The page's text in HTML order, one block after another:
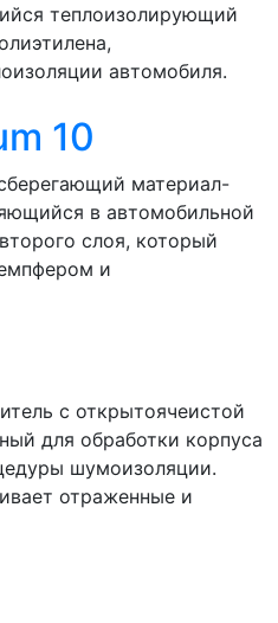
теплоизолирующий
автомобиля.
10
материал-
в автомобильной
слоя, который
и
с открытоячеистой
для обработки корпуса
шумоизоляции.
отраженные и